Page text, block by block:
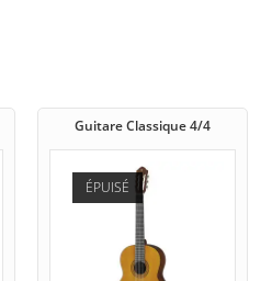
Guitare Classique 4/4
ÉPUISÉ